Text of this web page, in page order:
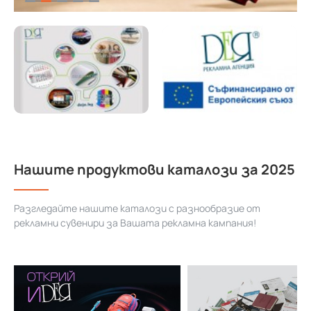
Нашите продуктови каталози за 2025
Разгледайте нашите каталози с разнообразие от
рекламни сувенири за Вашата рекламна кампания!